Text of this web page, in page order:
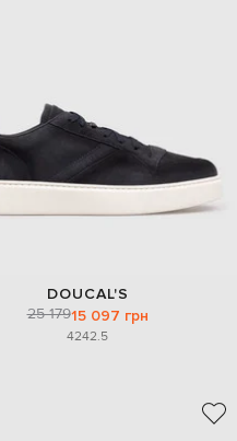
DOUCAL'S
25 17915 097 грн
4242.5